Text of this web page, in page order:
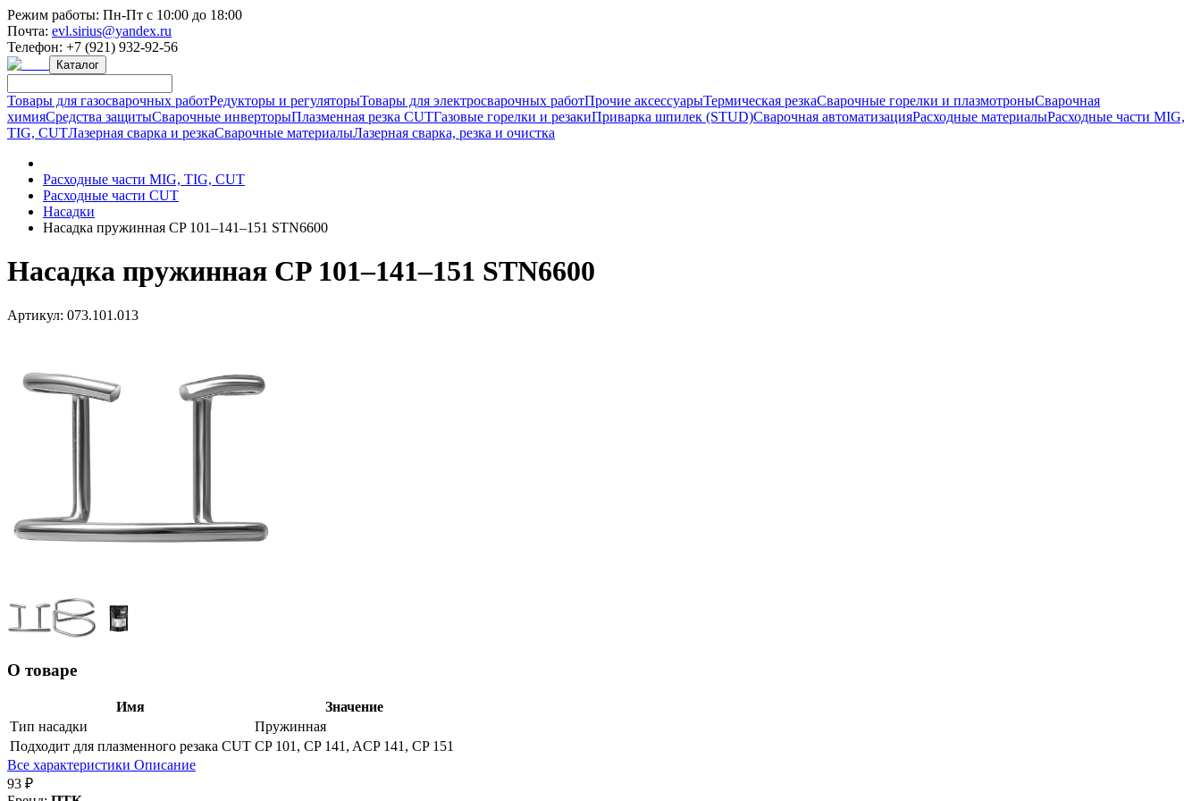
Режим работы: Пн-Пт с 10:00 до 18:00
Почта: evl.sirius@yandex.ru
Телефон: +7 (921) 932-92-56
Каталог
Товары для газосварочных работРедукторы и регуляторыТовары для электросварочных работПрочие аксессуарыТермическая резкаСварочные горелки и плазмотроныСварочная
химияСредства защитыСварочные инверторыПлазменная резка CUTГазовые горелки и резакиПриварка шпилек (STUD)Сварочная автоматизацияРасходные материалыРасходные части MIG,
TIG, CUTЛазерная сварка и резкаСварочные материалыЛазерная сварка, резка и очистка
Расходные части MIG, TIG, CUT
Расходные части CUT
Насадки
Насадка пружинная CP 101–141–151 STN6600
Насадка пружинная CP 101–141–151 STN6600
Артикул: 073.101.013
О товаре
Имя
Значение
Тип насадки
Пружинная
Подходит для плазменного резака CUT CP 101, CP 141, ACP 141, CP 151
Все характеристики Описание
93 ₽